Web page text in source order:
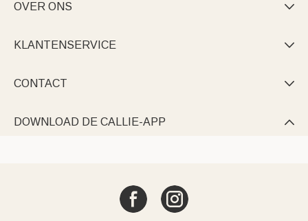
OVER ONS 
KLANTENSERVICE 
CONTACT 
DOWNLOAD DE CALLIE-APP 